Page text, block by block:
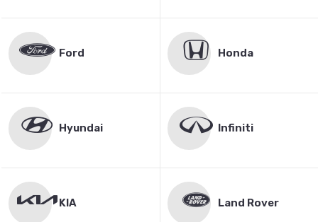
Ford Honda
Hyundai Infiniti
KIA Land Rover